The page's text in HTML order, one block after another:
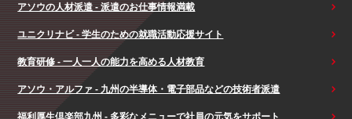
アソウの人材派遣 - 派遣のお仕事情報満載
ユニクリナビ - 学生のための就職活動応援サイト
教育研修 - 一人一人の能力を高める人材教育
アソウ・アルファ - 九州の半導体・電子部品などの技術者派遣
福利厚生倶楽部九州 - 多彩なメニューで社員の元気をサポート